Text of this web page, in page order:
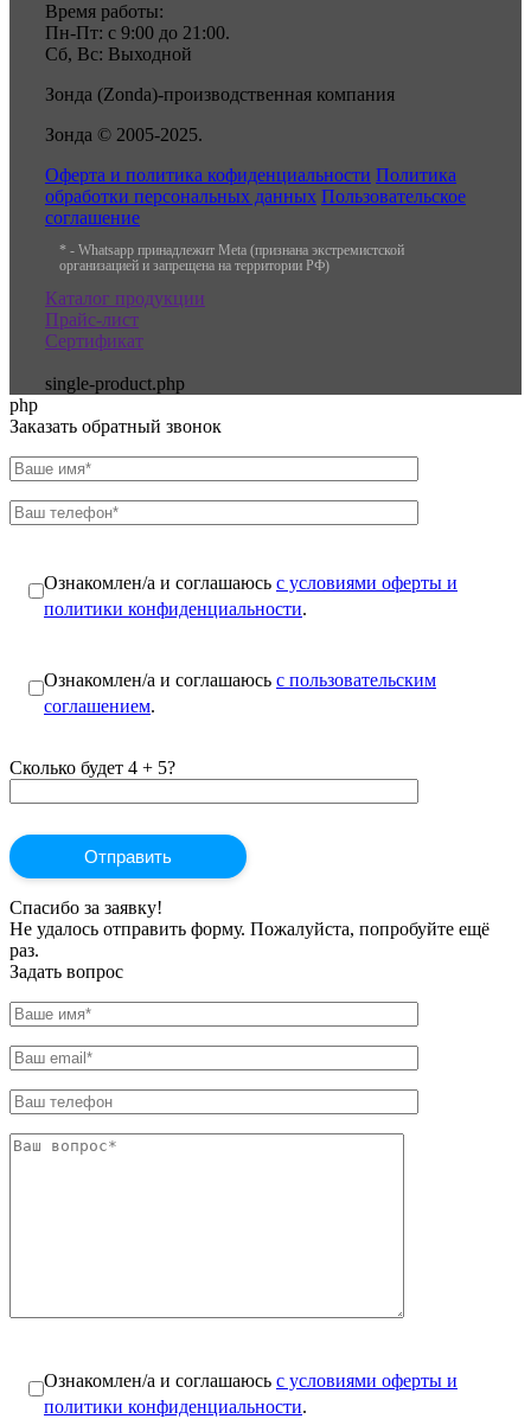
Время работы:
Пн-Пт: с 9:00 до 21:00.
Сб, Вс: Выходной
Зонда (Zonda)-производственная компания
Зонда © 2005-2025.
Оферта и политика кофиденциальности Политика
обработки персональных данных Пользовательское
соглашение
* - Whatsapp принадлежит Meta (признана экстремистской
организацией и запрещена на территории РФ)
Каталог продукции
Прайс-лист
Сертификат
single-product.php
php
Заказать обратный звонок
Ознакомлен/а и соглашаюсь с условиями оферты и
политики конфиденциальности.
Ознакомлен/а и соглашаюсь с пользовательским
соглашением.
Сколько будет 4 + 5?
Спасибо за заявку!
Не удалось отправить форму. Пожалуйста, попробуйте ещё
раз.
Задать вопрос
Ознакомлен/а и соглашаюсь с условиями оферты и
политики конфиденциальности.